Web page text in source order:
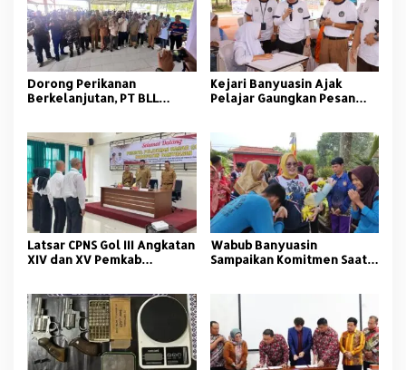
Dorong Perikanan
Berkelanjutan, PT BLL
Tangkap
Kejari Banyuasin Ajak
Pelajar Gaungkan Pesan
Latsar CPNS Gol III Angkatan
XIV dan XV Pemkab
Wabub Banyuasin
Sampaikan Komitmen Saat